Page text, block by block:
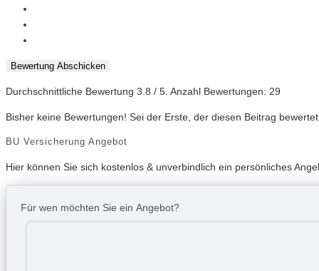
Bewertung Abschicken
Durchschnittliche Bewertung 3.8 / 5. Anzahl Bewertungen: 29
Bisher keine Bewertungen! Sei der Erste, der diesen Beitrag
BU Versicherung Angebot
Hier können Sie sich kostenlos & unverbindlich ein persönliches
Für wen möchten Sie ein Angebot?